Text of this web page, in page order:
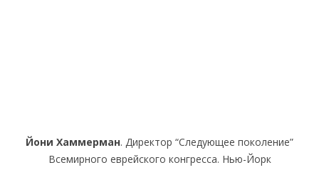
Йони Хаммерман. Директор “Следующее поколение”
Всемирного еврейского конгресса. Нью-Йорк